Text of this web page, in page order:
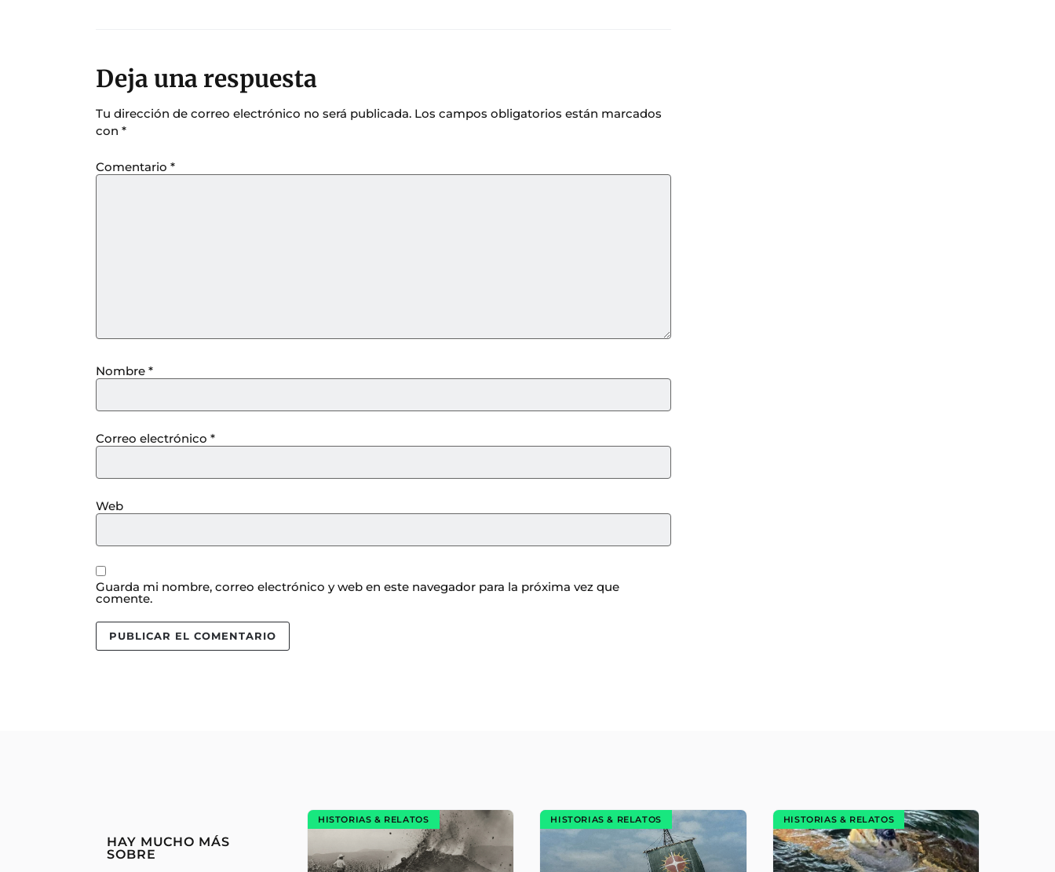
Deja una respuesta
Tu dirección de correo electrónico no será publicada. Los campos obligatorios están marcados
con *
Comentario *
Nombre *
Correo electrónico *
Web
Guarda mi nombre, correo electrónico y web en este navegador para la próxima vez que
comente.
HAY MUCHO MÁS
SOBRE
HISTORIAS & RELATOS HISTORIAS & RELATOS HISTORIAS & RELATOS